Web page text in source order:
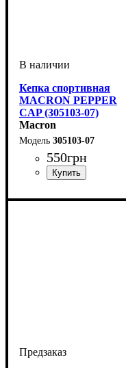
Кепка спортивная
MACRON PEPPER
CAP (305103-07)
Macron
305103-07
550грн